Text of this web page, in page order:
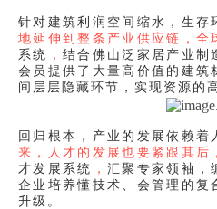
针对建筑利润空间缩水，生存
地延伸到整条产业供应链，全
系统 ，结合佛山泛家居产业制
会员提供了大量高价值的建筑
间层层隐藏环节，实现资源的
回归根本，产业的发展依赖着
来，人才的发展也要紧跟其后
才发展系统 ，汇聚专家领袖，
企业培养懂技术、会管理的复
升级。